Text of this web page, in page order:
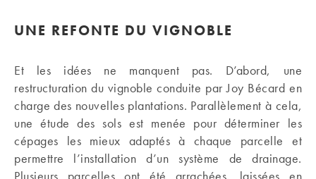
UNE REFONTE DU VIGNOBLE
Et les idées ne manquent pas. D’abord, une
restructuration du vignoble conduite par Joy Bécard en
charge des nouvelles plantations. Parallèlement à cela,
une étude des sols est menée pour déterminer les
cépages les mieux adaptés à chaque parcelle et
permettre l’installation d’un système de drainage.